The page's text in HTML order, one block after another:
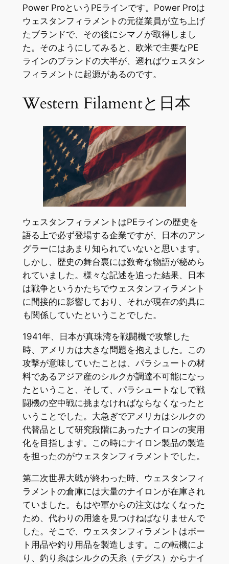
Power ProというPEラインです。Power Proは
ウェスタンフィラメントの元従業員が立ち上げ
たブランドで、その後にシマノが取得しまし
た。そのようにしてみると、欧米で主要なPE
ラインのブランドの大半が、遡ればウェスタン
フィラメントに起源があるのです。
Western Filamentと日本
ウェスタンフィラメントはPEラインの歴史を
語る上で必ず登場する企業ですが、日本のアン
グラーにはあまり知られていないと思います。
しかし、歴史の舞台裏には数奇な物語が秘めら
れていました。様々な記述を追った結果、日本
は戦争というかたちでウェスタンフィラメント
に間接的に影響しており、それが現在の釣具に
も関係していたということでした。
1941年、日本が真珠湾を戦闘機で攻撃した
時、アメリカは大きな問題を抱えました。この
攻撃が意味していたことは、パラシュートの材
料であるアジア産のシルクが調達不可能になっ
たということ、そして、パラシュートなしで戦
闘機の空中戦に挑まなければならなくなったと
いうことでした。大急ぎでアメリカはシルクの
代替品として研究段階にあったナイロンの実用
化を目指します。この時にナイロン製品の製造
を担ったのがウェスタンフィラメントでした。
第二次世界大戦が終わった時、ウェスタンフィ
ラメントの倉庫には大量のナイロンが在庫され
ていました。もはや軍からの注文はなくなった
ため、代わりの用途を見つけねばなりませんで
した。そこで、ウェスタンフィラメントはボー
ト用品や釣り用品を製造します。この転機によ
り、釣り糸はシルクの天糸（テグス）からナイ